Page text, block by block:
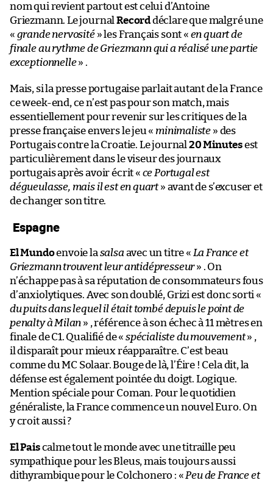
nom qui revient partout est celui d’Antoine
Griezmann. Le journalRecorddéclare que malgré une
« grande nervosité» les Français sont « en quart de
finale au rythme de Griezmann qui a réalisé une partie
exceptionnelle» .
Mais, si la presse portugaise parlait autant de la France
ce week-end, ce n’est pas pour son match, mais
essentiellement pour revenir sur les critiques de la
presse française envers le jeu « minimaliste » des
Portugais contre la Croatie. Le journal 20 Minutesest
particulièrement dans le viseur des journaux
portugais après avoir écrit « ce Portugal est
dégueulasse, mais il est en quart» avant de s’excuser et
de changer son titre.
Espagne
El Mundoenvoie la salsa avec un titre « La France et
Griezmann trouvent leur antidépresseur» . On
n’échappe pas à sa réputation de consommateurs fous
d’anxiolytiques. Avec son doublé, Grizi est donc sorti «
du puits dans lequel il était tombé depuis le point de
penalty à Milan » , référence à son échec à 11 mètres en
finale de C1. Qualifié de « spécialiste du mouvement» ,
il disparaît pour mieux réapparaître. C’est beau
comme du MC Solaar. Bouge de là, l’Éire ! Cela dit, la
défense est également pointée du doigt. Logique.
Mention spéciale pour Coman. Pour le quotidien
généraliste, la France commence un nouvel Euro. On
y croit aussi ?
El Paiscalme tout le monde avec une titraille peu
sympathique pour les Bleus, mais toujours aussi
dithyrambique pour le Colchonero : « Peu de France et